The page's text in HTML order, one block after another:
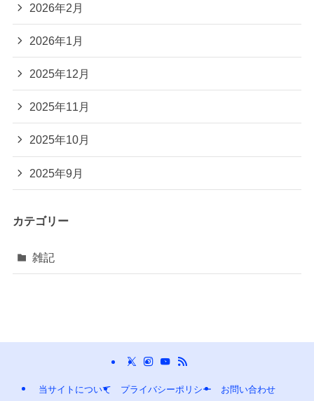
2026年2月
2026年1月
2025年12月
2025年11月
2025年10月
2025年9月
カテゴリー
雑記
当サイトについて プライバシーポリシー お問い合わせ